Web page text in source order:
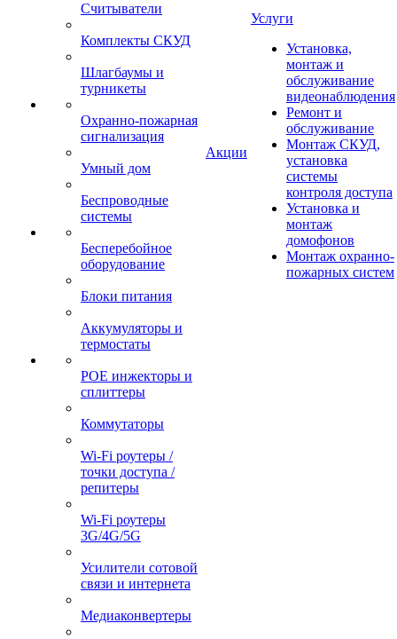
Считыватели
Комплекты СКУД
Шлагбаумы и
турникеты
Охранно-пожарная
сигнализация
Умный дом
Беспроводные
системы
Бесперебойное
оборудование
Блоки питания
Аккумуляторы и
термостаты
POE инжекторы и
сплиттеры
Коммутаторы
Wi-Fi роутеры /
точки доступа /
репитеры
Wi-Fi роутеры
3G/4G/5G
Усилители сотовой
связи и интернета
Медиаконвертеры
Акции
Услуги
Установка,
монтаж и
обслуживание
видеонаблюдения
Ремонт и
обслуживание
Монтаж СКУД,
установка
системы
контроля доступа
Установка и
монтаж
домофонов
Монтаж охранно-
пожарных систем